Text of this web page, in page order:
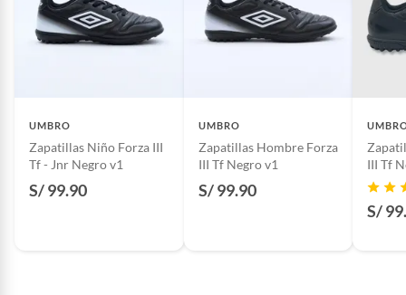
UMBRO
Zapatillas Niño Forza III
Tf - Jnr Negro v1
S/ 99.90
UMBRO
Zapatillas Hombre Forza
III Tf Negro v1
S/ 99.90
III Tf
S/